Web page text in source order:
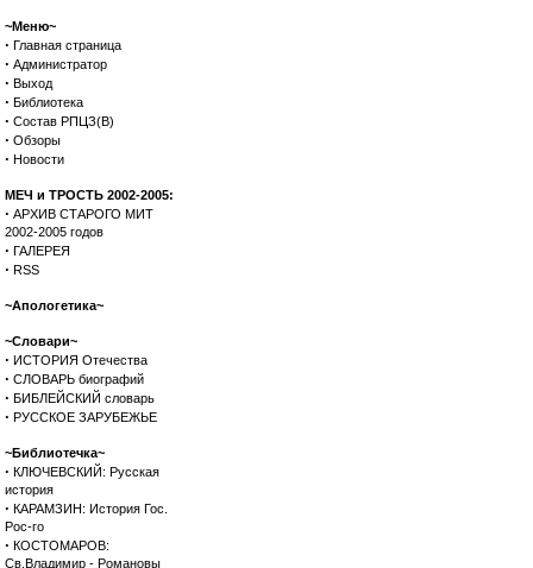
~Меню~
· Главная страница
· Администратор
· Выход
· Библиотека
· Состав РПЦЗ(В)
· Обзоры
· Новости
МЕЧ и ТРОСТЬ 2002-2005:
· АРХИВ СТАРОГО МИТ
2002-2005 годов
· ГАЛЕРЕЯ
· RSS
~Апологетика~
~Словари~
· ИСТОРИЯ Отечества
· СЛОВАРЬ биографий
· БИБЛЕЙСКИЙ словарь
· РУССКОЕ ЗАРУБЕЖЬЕ
~Библиотечка~
· КЛЮЧЕВСКИЙ: Русская
история
· КАРАМЗИН: История Гос.
Рос-го
· КОСТОМАРОВ:
Св.Владимир - Романовы